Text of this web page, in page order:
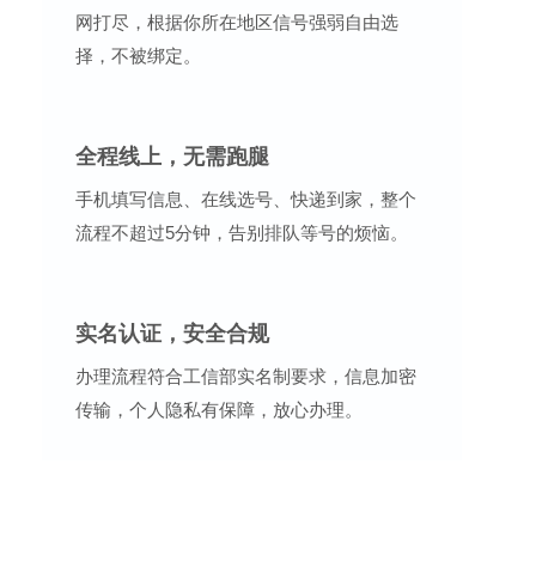
网打尽，根据你所在地区信号强弱自由选
择，不被绑定。
全程线上，无需跑腿
手机填写信息、在线选号、快递到家，整个
流程不超过5分钟，告别排队等号的烦恼。
实名认证，安全合规
办理流程符合工信部实名制要求，信息加密
传输，个人隐私有保障，放心办理。